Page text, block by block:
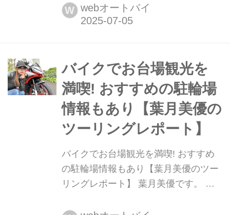
マレーシアのセパンサーキットで開催
されたので、私もNGK SPARK
キット! トラックウォークや、サーキ
ットサファリを体験しましたが、ヤシ
の木がたくさん生えていて、走っ...
W webオートバイ
バイクでお台場観光を
満喫! おすすめの駐輪場
情報もあり【葉月美優の
ツーリングレポート】
バイクでお台場観光を満喫! おすすめ
の駐輪場情報もあり【葉月美優のツー
リングレポート】 葉月美優です。 私